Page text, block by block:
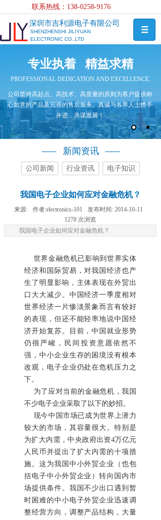
联系热线：138-0258-9176
深圳市吉利源电子有限公司
SHENZHENSHI JILIYUAN
ELECTRONIC CO.,LTD
专业执着 精益求精
PROFESSIONAL DEDICATION AND EXCELLENCE.
公司坚持高起点、高技术、高质量的原则为客户提供称
心如意的产品及完善的售后服务。真诚与各界人士携手
并进，共谋发展！
新闻资讯
公司新闻 行业资讯 电子知识
我国电子企业如何应对金融危机？
来源: 作者:electronics-101 发布时间: 2014-10-11
1278 次浏览
我国电子企业如何应对金融危机？
世界金融危机已影响到世界实体
经济和国际贸易，对我国经济也产
生了明显影响，主体表现在外贸出
口大大减少。中国经济一季度相对
世界经济一片惨淡景象而言有较好
的表现，但还不能轻率地说中国经
济开始复苏。目前，中国就业形势
仍很严峻，民间投资意愿依然不
强，中小企业生存的困境没有根本
改观，电子企业仍处在危机压力之
下。
为了应对当前的金融危机，我国
不少电子企业采取了以下的妙招。
现今中国市场已成为世界上潜力
较大的市场，其容量很大。特别是
为扩大内需，中央政府出资4万亿元
人民币并提出了扩大内需的十项措
施。这为我国中小外贸企业（也包
括电子中小外贸企业）转向国内市
场提供条件。我国不少出口遇到暂
时困难的中小电子外贸企业迅速调
整经营方向，调整产品结构，大量